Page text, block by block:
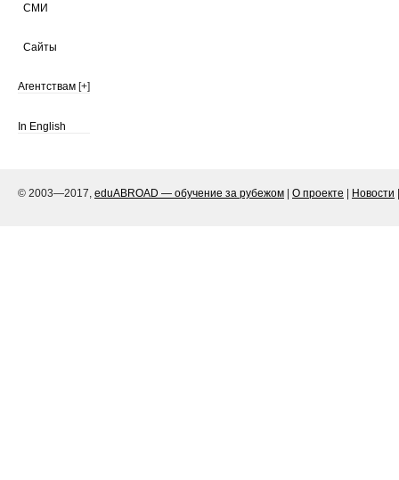
СМИ
Сайты
Агентствам [+]
In English
© 2003—2017, eduABROAD — обучение за рубежом О проекте Новости